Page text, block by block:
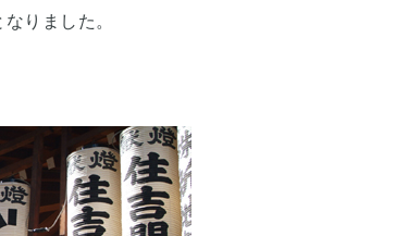
りました。